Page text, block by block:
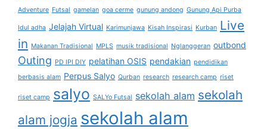
Adventure Futsal gamelan goa cerme gunung andong Gunung Api Purba
Idul adha Jelajah Virtual Karimunjawa Kisah Inspirasi Kurban Live
in Makanan Tradisional MPLS musik tradisional Nglanggeran outbond
Outing PD IPI DIY pelatihan OSIS pendakian pendidikan
berbasis alam Perpus Salyo Qurban research research camp riset
riset camp salyo SALYo Futsal sekolah alam sekolah
alam jogja sekolah alam